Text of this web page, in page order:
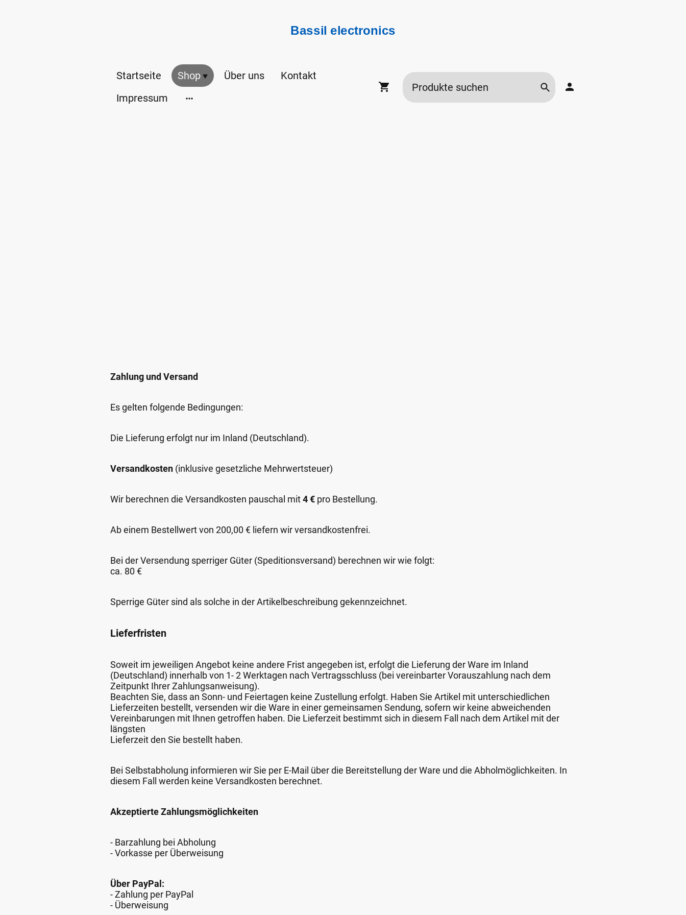
Bassil electronics
Startseite Shop Über uns
Kontakt
Impressum
Zahlung und Versand
Es gelten folgende Bedingungen:
Die Lieferung erfolgt nur im Inland (Deutschland).
Versandkosten (inklusive gesetzliche Mehrwertsteuer)
Wir berechnen die Versandkosten pauschal mit4 € pro Bestellung.
Ab einem Bestellwert von 200,00 € liefern wir versandkostenfrei.
Bei der Versendung sperriger Güter (Speditionsversand) berechnen wir wie folgt:
ca. 80 €
Sperrige Güter sind als solche in der Artikelbeschreibung gekennzeichnet.
Lieferfristen
Soweit im jeweiligen Angebot keine andere Frist angegeben ist, erfolgt die Lieferung der Ware im Inland
(Deutschland) innerhalb von 1- 2 Werktagen nach Vertragsschluss (bei vereinbarter Vorauszahlung nach dem
Zeitpunkt Ihrer Zahlungsanweisung).
Beachten Sie, dass an Sonn- und Feiertagen keine Zustellung erfolgt. Haben Sie Artikel mit unterschiedlichen
Lieferzeiten bestellt, versenden wir die Ware in einer gemeinsamen Sendung, sofern wir keine abweichenden
Vereinbarungen mit Ihnen getroffen haben. Die Lieferzeit bestimmt sich in diesem Fall nach dem Artikel mit der
längsten
Lieferzeit den Sie bestellt haben.
Bei Selbstabholung informieren wir Sie per E-Mail über die Bereitstellung der Ware und die Abholmöglichkeiten. In
diesem Fall werden keine Versandkosten berechnet.
Akzeptierte Zahlungsmöglichkeiten
- Barzahlung bei Abholung
- Vorkasse per Überweisung
Über PayPal:
- Zahlung per PayPal
- Überweisung